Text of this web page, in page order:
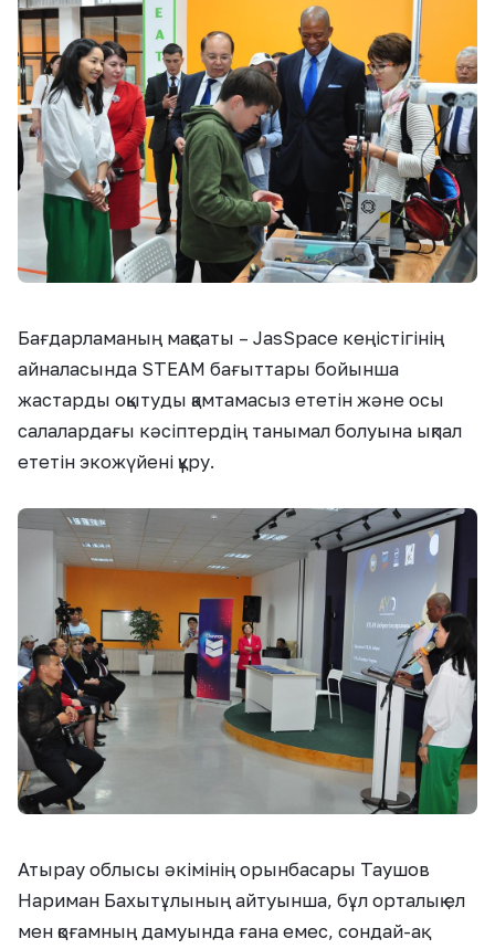
Бағдарламаның мақсаты – JasSpace кеңістігінің
айналасында STEAM бағыттары бойынша
жастарды оқытуды қамтамасыз ететін және осы
салалардағы кәсіптердің танымал болуына ықпал
ететін экожүйені құру.
Атырау облысы әкімінің орынбасары Таушов
Нариман Бахытұлының айтуынша, бұл орталық ел
мен қоғамның дамуында ғана емес, сондай-ақ